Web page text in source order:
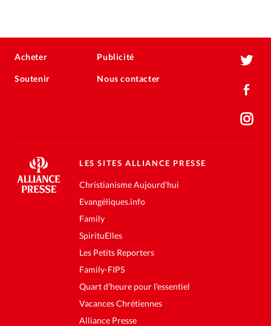
Acheter
Soutenir
Publicité
Nous contacter
LES SITES ALLIANCE PRESSE
Christianisme Aujourd'hui
Evangéliques.info
Family
SpirituElles
Les Petits Reporters
Family-FIPS
Quart d'heure pour l'essentiel
Vacances Chrétiennes
Alliance Presse